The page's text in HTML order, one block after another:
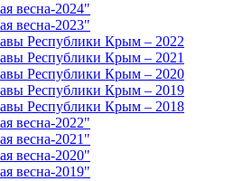
весна-2024"
весна-2023"
Республики Крым – 2022
Республики Крым – 2021
Республики Крым – 2020
Республики Крым – 2019
Республики Крым – 2018
весна-2022"
весна-2021"
весна-2020"
весна-2019"